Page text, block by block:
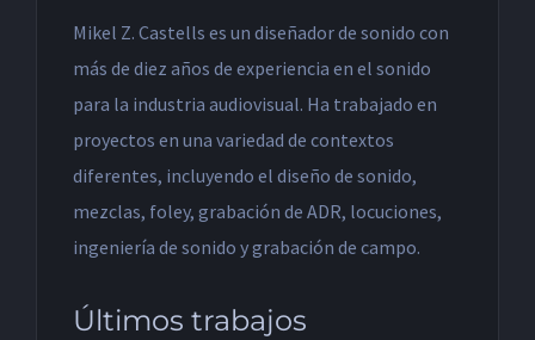
Mikel Z. Castells es un diseñador de sonido con
más de diez años de experiencia en el sonido
para la industria audiovisual. Ha trabajado en
proyectos en una variedad de contextos
diferentes, incluyendo el diseño de sonido,
mezclas, foley, grabación de ADR, locuciones,
ingeniería de sonido y grabación de campo.
Últimos trabajos